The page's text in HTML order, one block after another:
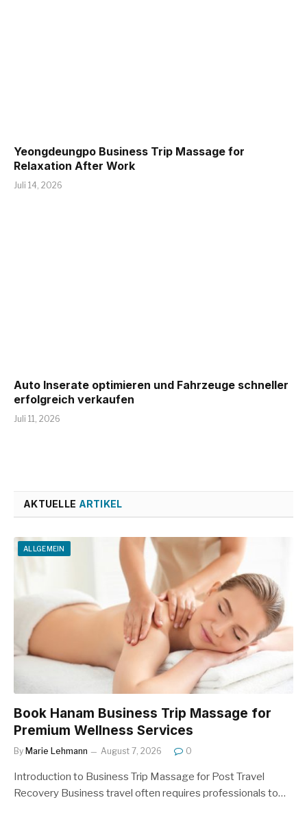
Yeongdeungpo Business Trip Massage for
Relaxation After Work
Juli 14, 2026
Auto Inserate optimieren und Fahrzeuge schneller
erfolgreich verkaufen
Juli 11, 2026
AKTUELLE ARTIKEL
ALLGEMEIN
Book Hanam Business Trip Massage for
Premium Wellness Services
By Marie Lehmann August 7, 2026 0
Introduction to Business Trip Massage for Post Travel
Recovery Business travel often requires professionals to…